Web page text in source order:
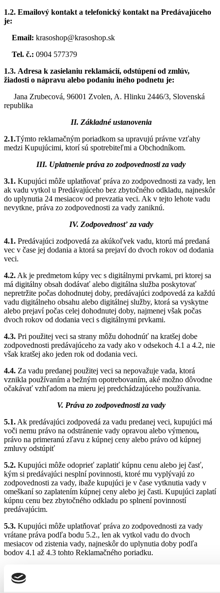
1.2. Emailový kontakt a telefonický kontakt na Predávajúceho
je:
Email: krasoshop@krasoshop.sk
Tel. č.: 0904 577379
1.3. Adresa k zasielaniu reklamácií, odstúpení od zmlúv,
žiadosti o nápravu alebo podaniu iného podnetu je:
Jana Zrubecová, 96001 Zvolen, A. Hlinku 2446/3, Slovenská
republika
II. Základné ustanovenia
2.1.Týmto reklamačným poriadkom sa upravujú právne vzťahy
medzi Kupujúcimi, ktorí sú spotrebiteľmi a Obchodníkom.
III. Uplatnenie práva zo zodpovednosti za vady
3.1. Kupujúci môže uplatňovať práva zo zodpovednosti za vady, len
ak vadu vytkol u Predávajúceho bez zbytočného odkladu, najneskôr
do uplynutia 24 mesiacov od prevzatia veci. Ak v tejto lehote vadu
nevytkne, práva zo zodpovednosti za vady zaniknú.
IV. Zodpovednosť za vady
4.1. Predávajúci zodpovedá za akúkoľvek vadu, ktorú má predaná
vec v čase jej dodania a ktorá sa prejaví do dvoch rokov od dodania
veci.
4.2. Ak je predmetom kúpy vec s digitálnymi prvkami, pri ktorej sa
má digitálny obsah dodávať alebo digitálna služba poskytovať
nepretržite počas dohodnutej doby, predávajúci zodpovedá za každú
vadu digitálneho obsahu alebo digitálnej služby, ktorá sa vyskytne
alebo prejaví počas celej dohodnutej doby, najmenej však počas
dvoch rokov od dodania veci s digitálnymi prvkami.
4.3. Pri použitej veci sa strany môžu dohodnúť na kratšej dobe
zodpovednosti predávajúceho za vady ako v odsekoch 4.1 a 4.2, nie
však kratšej ako jeden rok od dodania veci.
4.4. Za vadu predanej použitej veci sa nepovažuje vada, ktorá
vznikla používaním a bežným opotrebovaním, aké možno dôvodne
očakávať vzhľadom na mieru jej predchádzajúceho používania.
V. Práva zo zodpovednosti za vady
5.1. Ak predávajúci zodpovedá za vadu predanej veci, kupujúci má
voči nemu právo na odstránenie vady opravou alebo výmenou,
právo na primeranú zľavu z kúpnej ceny alebo právo od kúpnej
zmluvy odstúpiť
5.2. Kupujúci môže odoprieť zaplatiť kúpnu cenu alebo jej časť,
kým si predávajúci nesplní povinnosti, ktoré mu vyplývajú zo
zodpovednosti za vady, ibaže kupujúci je v čase vytknutia vady v
omeškaní so zaplatením kúpnej ceny alebo jej časti. Kupujúci zaplatí
kúpnu cenu bez zbytočného odkladu po splnení povinností
predávajúcim.
5.3. Kupujúci môže uplatňovať práva zo zodpovednosti za vady
vrátane práva podľa bodu 5.2., len ak vytkol vadu do dvoch
mesiacov od zistenia vady, najneskôr do uplynutia doby podľa
bodov 4.1 až 4.3 tohto Reklamačného poriadku.
kupujúceho na náhradu škody, ktorá mu z vady vznikla.